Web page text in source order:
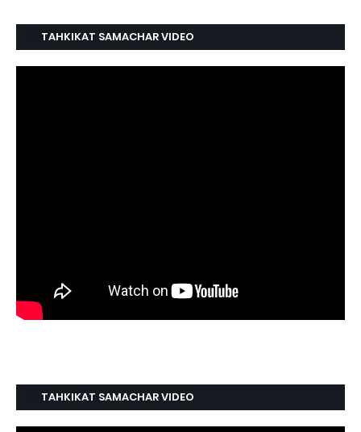
TAHKIKAT SAMACHAR VIDEO
TAHKIKAT SAMACHAR VIDEO